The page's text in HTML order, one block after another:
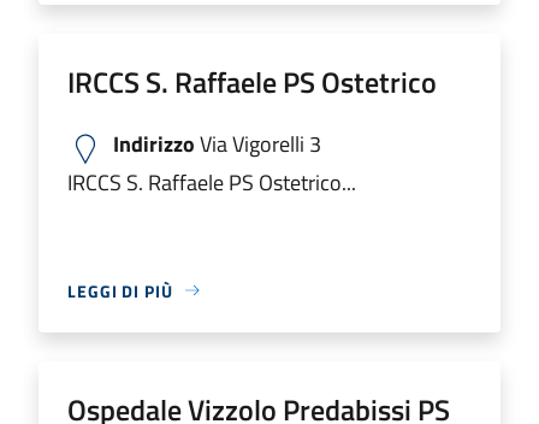
IRCCS S. Raffaele PS Ostetrico
IndirizzoVia Vigorelli 3
IRCCS S. Raffaele PS Ostetrico...
LEGGI DI PIÙ
Ospedale Vizzolo Predabissi PS